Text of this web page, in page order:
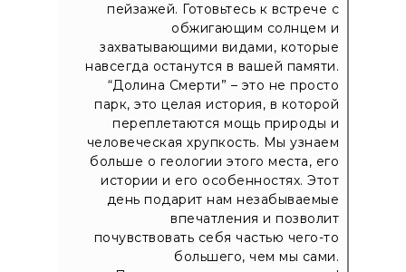
пейзажей. Готовьтесь к встрече с
обжигающим солнцем и
захватывающими видами, которые
навсегда останутся в вашей памяти.
“Долина Смерти” – это не просто
парк, это целая история, в которой
переплетаются мощь природы и
человеческая хрупкость. Мы узнаем
больше о геологии этого места, его
истории и его особенностях. Этот
день подарит нам незабываемые
впечатления и позволит
почувствовать себя частью чего-то
большего, чем мы сами.